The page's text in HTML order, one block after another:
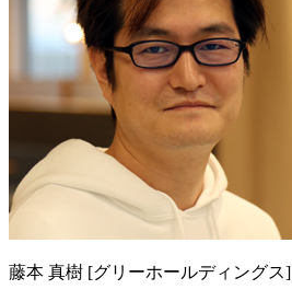
藤本 真樹 [グリーホールディングス]